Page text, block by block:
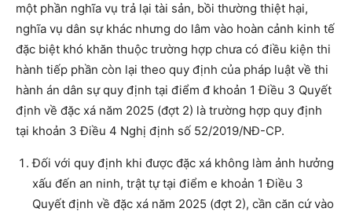
một phần nghĩa vụ trả lại tài sản, bồi thường thiệt hại,
nghĩa vụ dân sự khác nhưng do lâm vào hoàn cảnh kinh tế
đặc biệt khó khăn thuộc trường hợp chưa có điều kiện thi
hành tiếp phần còn lại theo quy định của pháp luật về thi
hành án dân sự quy định tại điểm đ khoản 1 Điều 3 Quyết
định về đặc xá năm 2025 (đợt 2) là trường hợp quy định
tại khoản 3 Điều 4 Nghị định số 52/2019/NĐ-CP.
Đối với quy định khi được đặc xá không làm ảnh hưởng
xấu đến an ninh, trật tự tại điểm e khoản 1 Điều 3
Quyết định về đặc xá năm 2025 (đợt 2), cần căn cứ vào